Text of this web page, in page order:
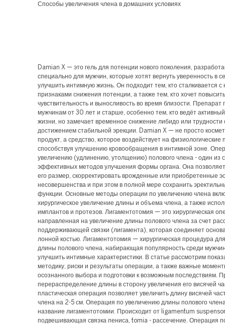
Способы увеличения члена в домашних условиях
Damian X — это гель для потенции нового поколения,
специально для мужчин, которые хотят вернуть уверенность в
улучшить интимную жизнь. Он подходит тем, кто сталкивается
признаками снижения потенции, а также тем, кто хочет повысить
чувствительность и выносливость во время близости. Препарат
мужчинам от 30 лет и старше, особенно тем, кто ведёт
жизни, но замечает временное снижение либидо или трудности
достижением стабильной эрекции. Damian X — не просто
продукт, а средство, которое воздействует на физиологические
способствуя улучшению кровообращения в интимной зоне.
увеличению (удлинению, утолщению) полового члена - один из
эффективных методов улучшения формы органа. Она
его размер, скорректировать врожденные или приобретенные
несовершенства и при этом в полной мере сохранить
функции. Основные методы операции по увеличению члена
хирургическое увеличение длины и объема члена, а также
имплантов и протезов. Лигаментотомия — это хирургическая
направленная на увеличение длины полового члена за счет
поддерживающей связки (лигамента), которая соединяет
лонной костью. Лигаментотомия — хирургическая процедура
длины полового члена, набирающая популярность среди
улучшить интимные характеристики. В статье рассмотрим
методику, риски и результаты операции, а также важные
осознанного выбора и подготовки к возможным последствиям.
перераспределение длины в сторону увеличения его висячей
пластическая операция позволяет увеличить длину висячей
члена на 2-5 см. Операция по увеличению длины полового
название лигаментотомии. Происходит от ligamentum
подвешивающая связка пениса, tomia - рассечение. Операция